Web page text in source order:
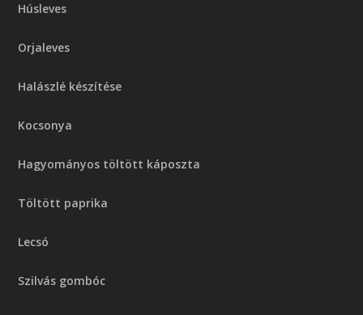
Húsleves
Orjaleves
Halászlé készítése
Kocsonya
Hagyományos töltött káposzta
Töltött paprika
Lecsó
Szilvás gombóc